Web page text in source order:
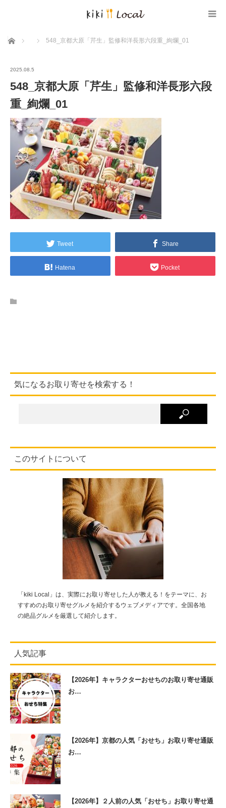
ホーム 548_京都大原「芹生」監修和洋長形六段重_絢爛_01
2025.08.5
548_京都大原「芹生」監修和洋長形六段
重_絢爛_01
Tweet Share
Hatena Pocket
気になるお取り寄せを検索する！
このサイトについて
「kiki Local」は、実際にお取り寄せした人が教える！をテーマに、お
すすめのお取り寄せグルメを紹介するウェブメディアです。全国各地
の絶品グルメを厳選して紹介します。
人気記事
【2026年】キャラクターおせちのお取り寄せ通販
お…
【2026年】京都の人気「おせち」お取り寄せ通販
お…
【2026年】２人前の人気「おせち」お取り寄せ通